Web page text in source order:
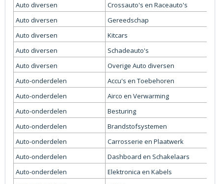
Auto diversen
Crossauto's en Raceauto's
Auto diversen
Gereedschap
Auto diversen
Kitcars
Auto diversen
Schadeauto's
Auto diversen
Overige Auto diversen
Auto-onderdelen
Accu's en Toebehoren
Auto-onderdelen
Airco en Verwarming
Auto-onderdelen
Besturing
Auto-onderdelen
Brandstofsystemen
Auto-onderdelen
Carrosserie en Plaatwerk
Auto-onderdelen
Dashboard en Schakelaars
Auto-onderdelen
Elektronica en Kabels